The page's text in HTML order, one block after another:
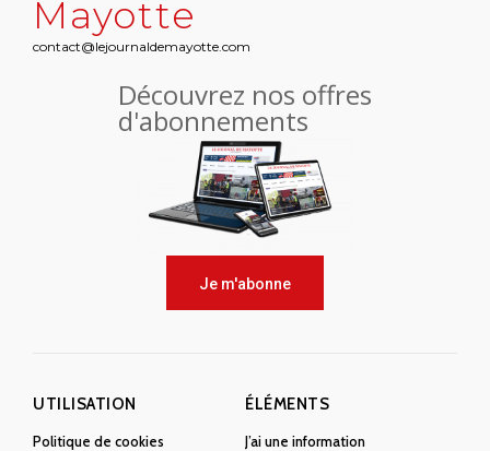
Mayotte
contact@lejournaldemayotte.com
Découvrez nos offres
d'abonnements
Je m'abonne
UTILISATION
Politique de cookies
ÉLÉMENTS
J’ai une information